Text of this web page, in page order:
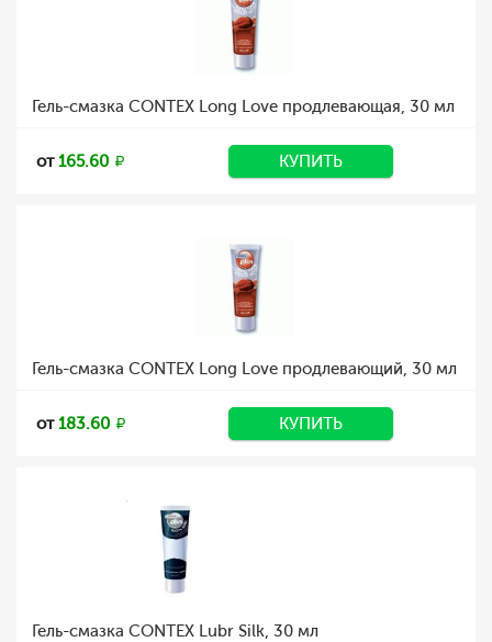
Гель-смазка CONTEX Long Love продлевающая, 30 мл
от165.60 КУПИТЬ
Гель-смазка CONTEX Long Love продлевающий, 30 мл
от183.60 КУПИТЬ
Гель-смазка CONTEX Lubr Silk, 30 мл